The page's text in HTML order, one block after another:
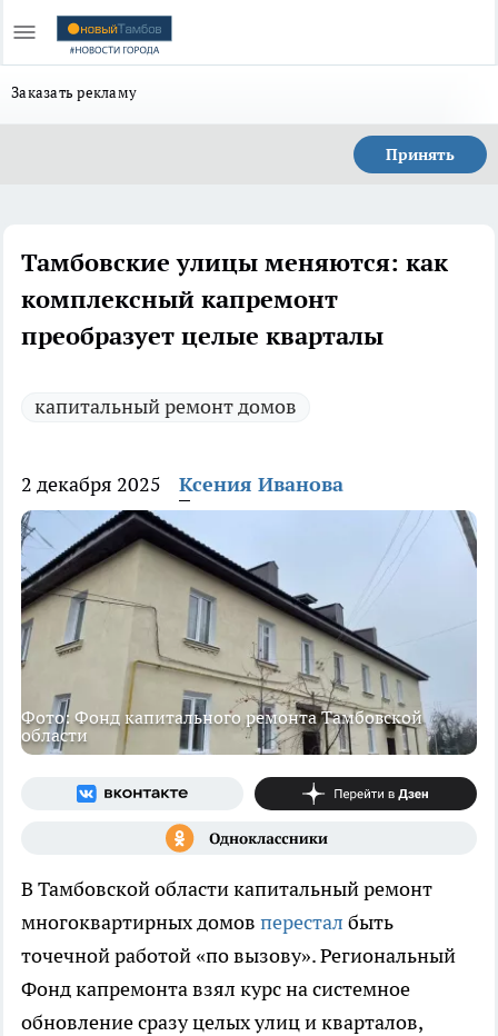
Заказать рекламу
Принять
Тамбовские улицы меняются: как
комплексный капремонт
преобразует целые кварталы
капитальный ремонт домов
2 декабря 2025 Ксения Иванова
Фото: Фонд капитального ремонта Тамбовской
области
В Тамбовской области капитальный ремонт
многоквартирных домов перестал быть
точечной работой «по вызову». Региональный
Фонд капремонта взял курс на системное
обновление сразу целых улиц и кварталов,